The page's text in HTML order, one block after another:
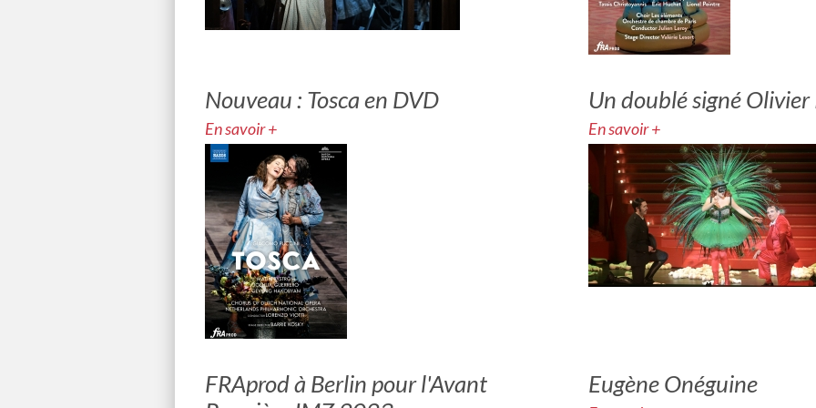
Nouveau : Tosca en DVD
En savoir +
Un doublé signé Olivier
En savoir +
FRAprod à Berlin pour l'Avant
Eugène Onéguine